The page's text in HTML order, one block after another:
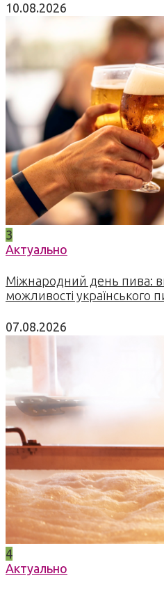
10.08.2026
3
Актуально
Міжнародний день пива:
можливості українського
07.08.2026
4
Актуально